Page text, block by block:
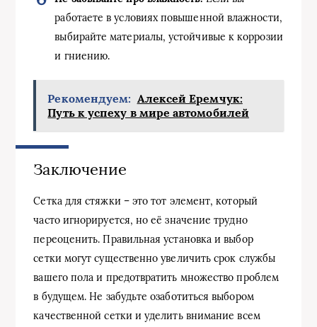
работаете в условиях повышенной влажности,
выбирайте материалы, устойчивые к коррозии
и гниению.
Рекомендуем: Алексей Еремчук:
Путь к успеху в мире автомобилей
Заключение
Сетка для стяжки – это тот элемент, который
часто игнорируется, но её значение трудно
переоценить. Правильная установка и выбор
сетки могут существенно увеличить срок службы
вашего пола и предотвратить множество проблем
в будущем. Не забудьте озаботиться выбором
качественной сетки и уделить внимание всем